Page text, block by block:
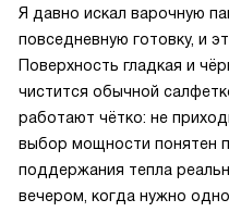
Я давно искал варочную
повседневную готовку, и
Поверхность гладкая и
чистится обычной
работают чётко: не
выбор мощности понятен
поддержания тепла
вечером, когда нужно